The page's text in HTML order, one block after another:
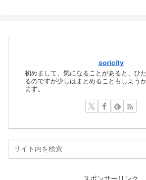
soricity
初めまして、気になることがあると、ひ
るのですが少しはまとめることもしよう
ます。